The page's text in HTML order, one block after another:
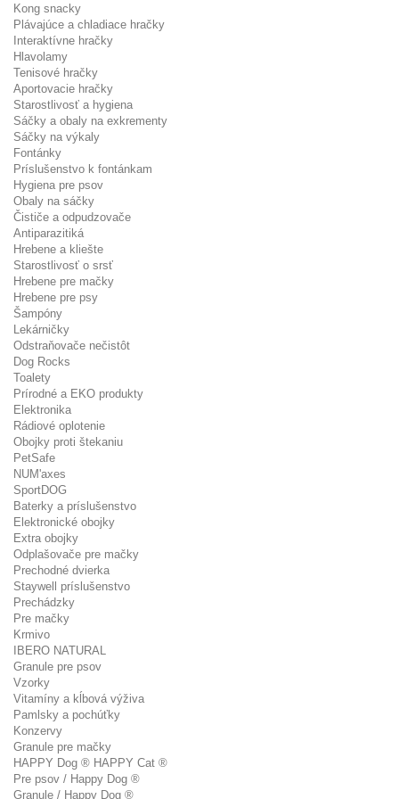
Kong snacky
Plávajúce a chladiace hračky
Interaktívne hračky
Hlavolamy
Tenisové hračky
Aportovacie hračky
Starostlivosť a hygiena
Sáčky a obaly na exkrementy
Sáčky na výkaly
Fontánky
Príslušenstvo k fontánkam
Hygiena pre psov
Obaly na sáčky
Čističe a odpudzovače
Antiparazitiká
Hrebene a kliešte
Starostlivosť o srsť
Hrebene pre mačky
Hrebene pre psy
Šampóny
Lekárničky
Odstraňovače nečistôt
Dog Rocks
Toalety
Prírodné a EKO produkty
Elektronika
Rádiové oplotenie
Obojky proti štekaniu
PetSafe
NUM'axes
SportDOG
Baterky a príslušenstvo
Elektronické obojky
Extra obojky
Odplašovače pre mačky
Prechodné dvierka
Staywell príslušenstvo
Prechádzky
Pre mačky
Krmivo
IBERO NATURAL
Granule pre psov
Vzorky
Vitamíny a kĺbová výživa
Pamlsky a pochúťky
Konzervy
Granule pre mačky
HAPPY Dog ® HAPPY Cat ®
Pre psov / Happy Dog ®
Granule / Happy Dog ®